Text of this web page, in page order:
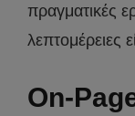
πραγματικές
λεπτομέρειες
On-